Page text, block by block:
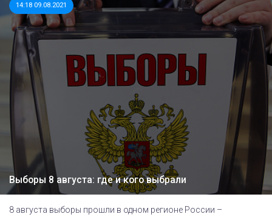
14:18 09.08.2021
Выборы 8 августа: где и кого выбрали
8 августа выборы прошли в одном регионе России –